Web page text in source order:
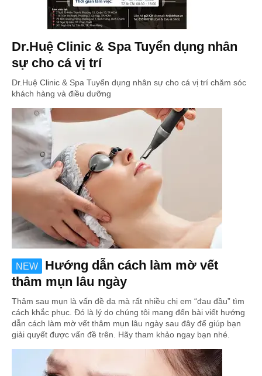
Dr.Huệ Clinic & Spa Tuyển dụng nhân
sự cho cá vị trí
Dr.Huệ Clinic & Spa Tuyển dụng nhân sự cho cá vị trí chăm sóc
khách hàng và điều dưỡng
NEW
Hướng dẫn cách làm mờ vết
thâm mụn lâu ngày
Thâm sau mụn là vấn đề da mà rất nhiều chị em “đau đầu” tìm
cách khắc phục. Đó là lý do chúng tôi mang đến bài viết hướng
dẫn cách làm mờ vết thâm mụn lâu ngày sau đây để giúp bạn
giải quyết được vấn đề trên. Hãy tham khảo ngay bạn nhé.